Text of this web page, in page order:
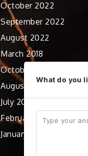
October 2022
September 2022
August 2022
March 2018
October 2012
August 2012
July 2012
February 2012
January 2012
What do you